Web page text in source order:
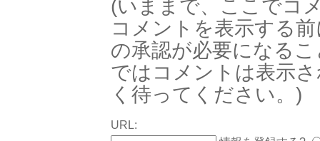
(いままで、ここでコ
コメントを表示する
の承認が必要になる
ではコメントは表示
く待ってください。)
URL: